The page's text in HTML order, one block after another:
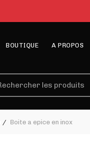
BOUTIQUE A PROPOS
Boite a epice en inox